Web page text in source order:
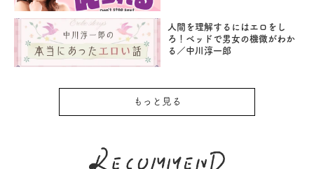
人間を理解するにはエロをし
ろ！ベッドで男女の機微がわか
る／中川淳一郎
もっと見る